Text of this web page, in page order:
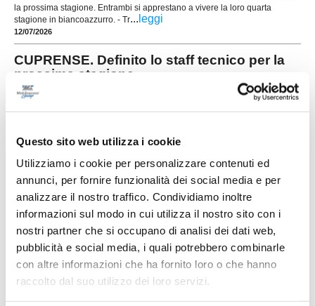
Questo sito web utilizza i cookie
Utilizziamo i cookie per personalizzare contenuti ed
annunci, per fornire funzionalità dei social media e per
analizzare il nostro traffico. Condividiamo inoltre
informazioni sul modo in cui utilizza il nostro sito con i
nostri partner che si occupano di analisi dei dati web,
pubblicità e social media, i quali potrebbero combinarle
con altre informazioni che ha fornito loro o che hanno
raccolto dal suo utilizzo dei loro servizi.
la prossima stagione. Entrambi si apprestano a vivere la loro quarta
stagione in biancoazzurro. - Tr... leggi
12/07/2026
CUPRENSE. Definito lo staff tecnico per la
prossima stagione
Prende ufficialmente il via la stagione 2026/2027,
campionato. A ricoprire il ruolo di allenatore sarà
11/07/2026
MICIO UTD. Ecco 3 rinforzi: una mezzala
esperta e 2 giovani promesse
SAN BENEDETTO DEL TRONTO. Prosegue
Micio United, neopromosso nel campionato di
Seconda categoria e deciso a costruire una rosa
competitiva per affrontare al meglio la nuova
degli attaccanti Emiliano Camaioni e Franco Vagnoni, dei cen...leggi